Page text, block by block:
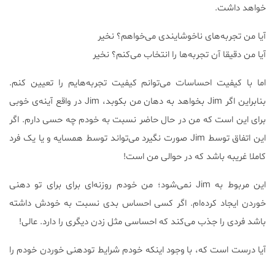
خواهد داشت.
آیا من تجربه‌های ناخوشایندی می‌خواهم؟ نخیر
آیا من دقیقا آن تجربه‌ها را انتخاب می‌کنم؟ نخیر
اما با کیفیت احساسات می‌توانم کیفیت تجربه‌هایم را تعیین کنم.
بنابراین اگر Jim بخواهد به دهان من بکوبد، Jim در واقع آینه‌ی خوبی
برای این است که من در حال حاضر نسبت به خودم چه حسی دارم. اگر
این اتفاق توسط Jim صورت نگیرد می‌تواند توسط همسایه و یا یک فرد
کاملا غریبه باشد که در حوالی من است!
این مربوط به Jim نمی‌شود؛ من خودم روزنه‌ای برای برای تو دهنی
خوردن ایجاد کرده‌ام. اگر کسی احساس بدی نسبت به خودش داشته
باشد فردی را جذب می‌کند که احساسی مثل زدن دیگری را دارد. عالی!
آیا درست است که، با وجود اینکه خودم شرایط تودهنی خوردن خودم را